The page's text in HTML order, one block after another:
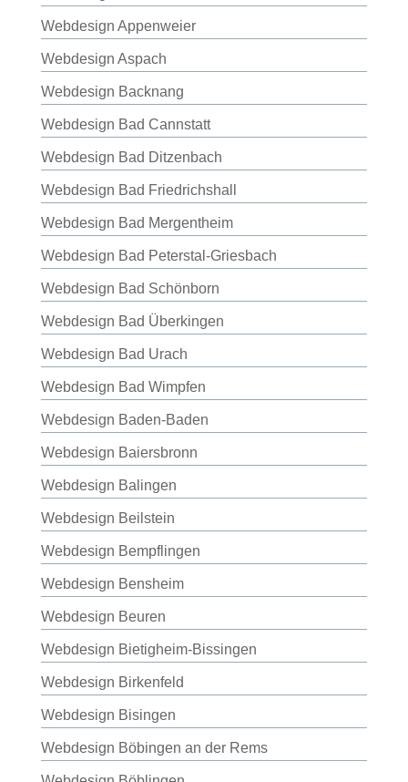
Webdesign Appenweier
Webdesign Aspach
Webdesign Backnang
Webdesign Bad Cannstatt
Webdesign Bad Ditzenbach
Webdesign Bad Friedrichshall
Webdesign Bad Mergentheim
Webdesign Bad Peterstal-Griesbach
Webdesign Bad Schönborn
Webdesign Bad Überkingen
Webdesign Bad Urach
Webdesign Bad Wimpfen
Webdesign Baden-Baden
Webdesign Baiersbronn
Webdesign Balingen
Webdesign Beilstein
Webdesign Bempflingen
Webdesign Bensheim
Webdesign Beuren
Webdesign Bietigheim-Bissingen
Webdesign Birkenfeld
Webdesign Bisingen
Webdesign Böbingen an der Rems